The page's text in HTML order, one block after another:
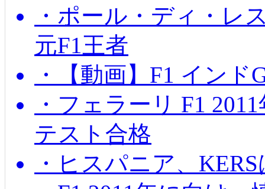
・ポール・ディ・レ
元F1王者
・【動画】F1 イン
・フェラーリ F1
テスト合格
・ヒスパニア、